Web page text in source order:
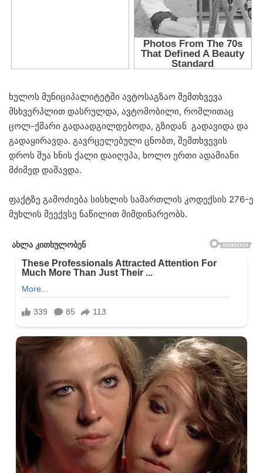
ხუ­ლოს მუ­ნი­ცი­პა­ლი­ტე­ტში ავ­ტო­საგ­ზაო შემ­თხვე­ვა
მსხვერპლით დასრულდა, ავ­ტო­მო­ბი­ლი, რომლითაც
ცოლ-ქმარი გადაადგილდებოდა, გზიდან გა­და­ვი­და და
გა­და­ყი­რავ­და. გავრცელებული ცნობთ, შემთხვევის
დროს შუა ხნის ქალი და­ი­ღუ­პა, ხოლო ერთი ადა­მი­ა­ნი
მძი­მედ და­შავ­და.
ფაქ­ტზე გა­მო­ძი­ე­ბა სის­ხლის სა­მარ­თლის კო­დექ­სის 276-ე
მუხ­ლის მე­ექ­ვსე ნა­წი­ლით მიმ­დი­ნა­რე­ობს.